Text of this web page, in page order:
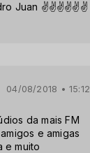
Juan ✌✌✌✌✌✌
04/08/2018 • 15:12
da mais FM
e amigas
e muito